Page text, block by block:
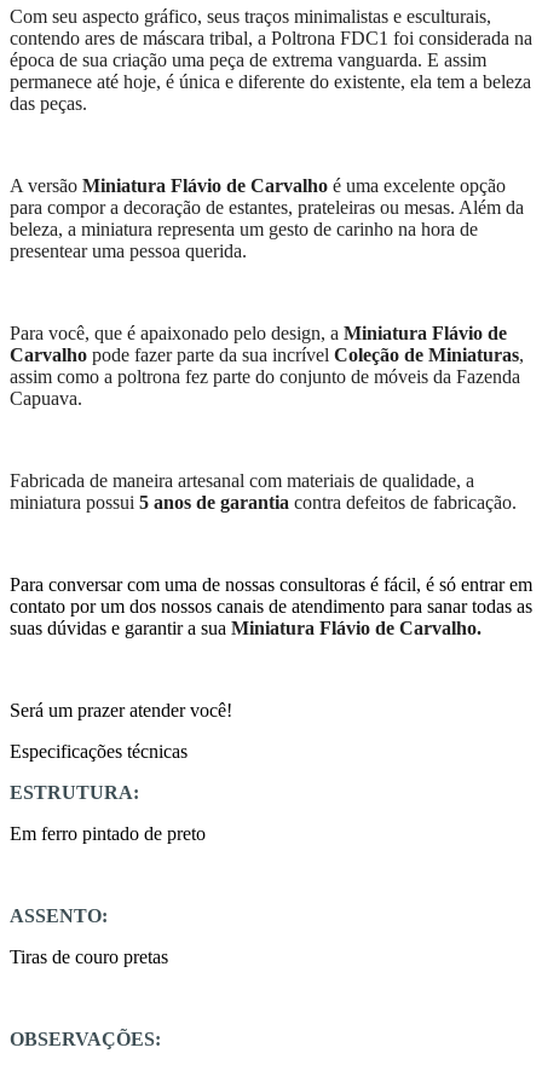
Com seu aspecto gráfico, seus traços minimalistas e esculturais,
contendo ares de máscara tribal, a Poltrona FDC1 foi considerada na
época de sua criação uma peça de extrema vanguarda. E assim
permanece até hoje, é única e diferente do existente, ela tem a beleza
das peças.
A versão Miniatura Flávio de Carvalho é uma excelente opção
para compor a decoração de estantes, prateleiras ou mesas. Além da
beleza, a miniatura representa um gesto de carinho na hora de
presentear uma pessoa querida.
Para você, que é apaixonado pelo design, a Miniatura Flávio de
Carvalho pode fazer parte da sua incrível Coleção de Miniaturas,
assim como a poltrona fez parte do conjunto de móveis da Fazenda
Capuava.
Fabricada de maneira artesanal com materiais de qualidade, a
miniatura possui 5 anos de garantia contra defeitos de fabricação.
Para conversar com uma de nossas consultoras é fácil, é só entrar em
contato por um dos nossos canais de atendimento para sanar todas as
suas dúvidas e garantir a sua Miniatura Flávio de Carvalho.
Será um prazer atender você!
Especificações técnicas
ESTRUTURA:
Em ferro pintado de preto
ASSENTO:
Tiras de couro pretas
OBSERVAÇÕES: